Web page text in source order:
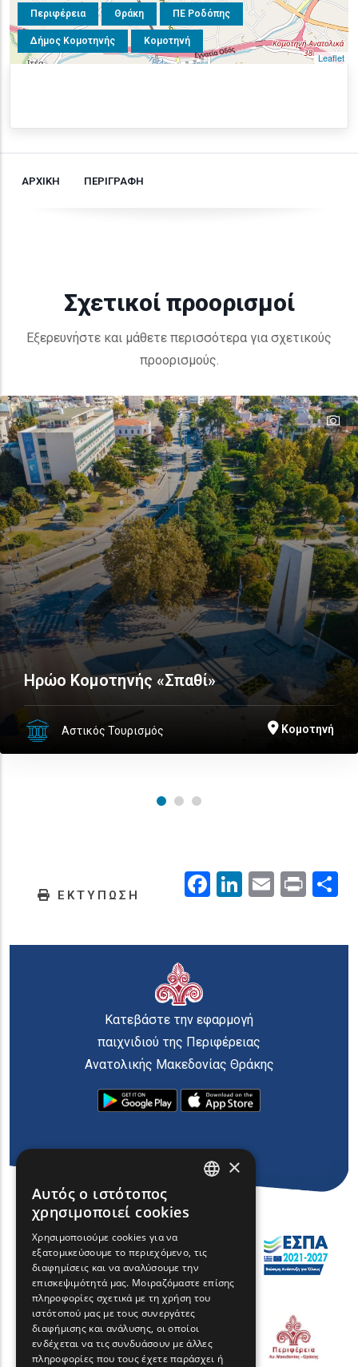
Περιφέρεια Θράκη ΠΕ Ροδόπης
Δήμος Κομοτηνής Κομοτηνή
Leaflet
ΑΡΧΙΚΗ ΠΕΡΙΓΡΑΦΗ
Σχετικοί προορισμοί
Εξερευνήστε και μάθετε περισσότερα για σχετικούς
προορισμούς.
Ηρώο Κομοτηνής «Σπαθί»
Αστικός Τουρισμός Κομοτηνή
ΕΚΤΥΠΩΣΗ Facebook
LinkedIn
EmailPrint
Κατεβάστε την εφαρμογή
παιχνιδιού της Περιφέρειας
Ανατολικής Μακεδονίας Θράκης
FRENCH
BULGARIAN
ROMANIAN
TURKISH
×
Αυτός ο ιστότοπος
χρησιμοποιεί cookies
Χρησιμοποιούμε cookies για να
εξατομικεύσουμε το περιεχόμενο, τις
διαφημίσεις και να αναλύσουμε την
επισκεψιμότητά μας. Μοιραζόμαστε επίσης
πληροφορίες σχετικά με τη χρήση του
ιστότοπού μας με τους συνεργάτες
διαφήμισης και ανάλυσης, οι οποίοι
ενδέχεται να τις συνδυάσουν με άλλες
πληροφορίες που τους έχετε παράσχει ή